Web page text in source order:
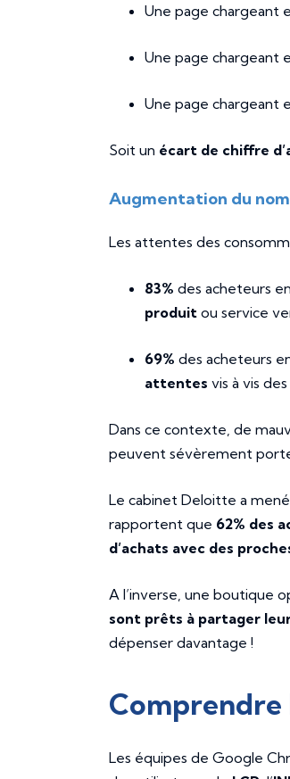
Une page chargeant
Une page chargeant
Une page chargeant
Soit un écart de chiffre
Augmentation du
Les attentes des
83% des acheteurs
produit ou service
69% des acheteurs
attentes vis à vis
Dans ce contexte, de
peuvent sévèrement
Le cabinet Deloitte a
rapportent que 62% des
d’achats avec des
A l’inverse, une boutique
sont prêts à partager
dépenser davantage !
Comprendre
Les équipes de Google